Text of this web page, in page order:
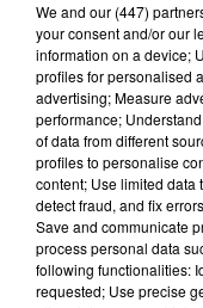
qualifié le
Hip-Hop News
7
We and our (447)
your consent and/or our
information on a device;
profiles for personalised
advertising; Measure
performance;
of data from different
profiles to personalise
content; Use limited data
detect fraud, and fix
Save and communicate
process personal data
following functionalities:
requested; Use precise